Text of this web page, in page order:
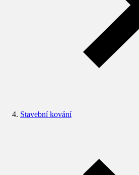
Stavební kování